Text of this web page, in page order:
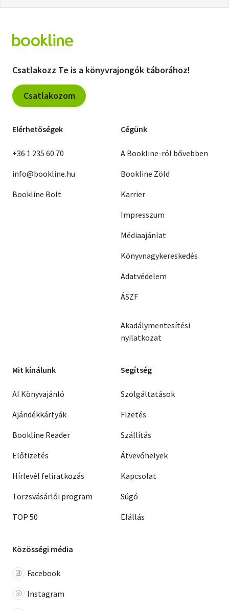
Csatlakozz Te is a könyvrajongók táborához!
Csatlakozom
Elérhetőségek
+36 1 235 60 70
info@bookline.hu
Bookline Bolt
Cégünk
A Bookline-ról bővebben
Bookline Zöld
Karrier
Impresszum
Médiaajánlat
Könyvnagykereskedés
Adatvédelem
ÁSZF
Akadálymentesítési
nyilatkozat
Mit kínálunk
AI Könyvajánló
Ajándékkártyák
Bookline Reader
Előfizetés
Hírlevél feliratkozás
Törzsvásárlói program
TOP 50
Segítség
Szolgáltatások
Fizetés
Szállítás
Átvevőhelyek
Kapcsolat
Súgó
Elállás
Közösségi média
Facebook
Instagram